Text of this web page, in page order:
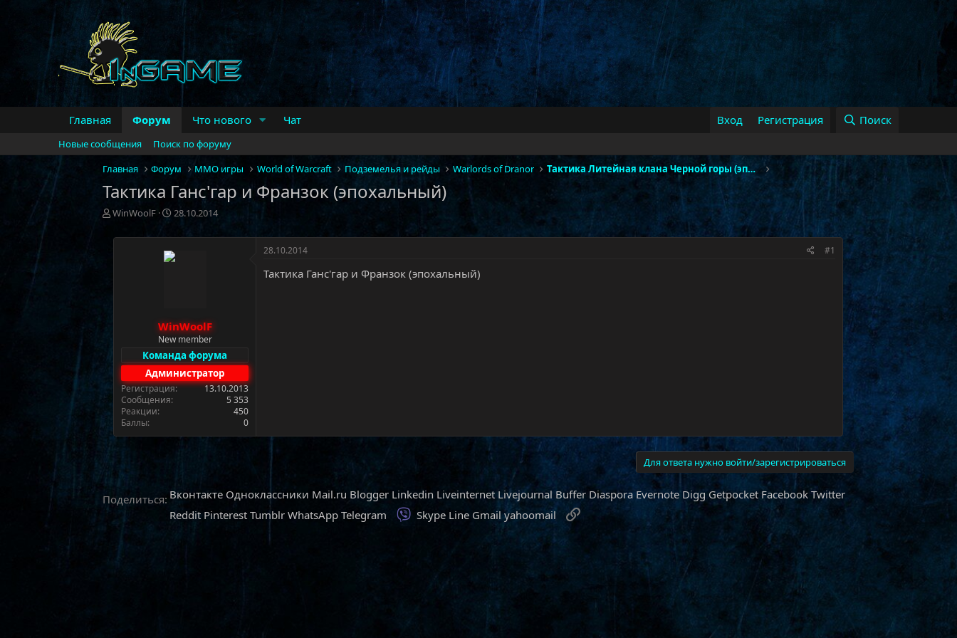
Главная Форум Что нового Чат Вход Регистрация Поиск
Новые сообщения
Поиск по форуму
Главная
Форум MMO игры World of Warcraft Подземелья и рейды Warlords of Dranor Тактика Литейная клана Черной горы (эпохальный)
Тактика Ганс'гар и Франзок (эпохальный)
А
т
WinWoolF
Д
т
а
н
а
28.10.2014
WinWoolF
New member
Команда форума
Администратор
Регистрация
13.10.2013
Сообщения
5 353
Реакции
450
Баллы
0
28.10.2014 #1
Тактика Ганс'гар и Франзок (эпохальный)
Для ответа нужно войти/зарегистрироваться
Поделиться: Вконтакте Одноклассники Mail.ru Blogger Linkedin Liveinternet Livejournal Buffer Diaspora Evernote Digg Getpocket Facebook Twitter
Reddit Pinterest Tumblr WhatsApp Telegram Viber
Skype Line Gmail yahoomail Ссылка